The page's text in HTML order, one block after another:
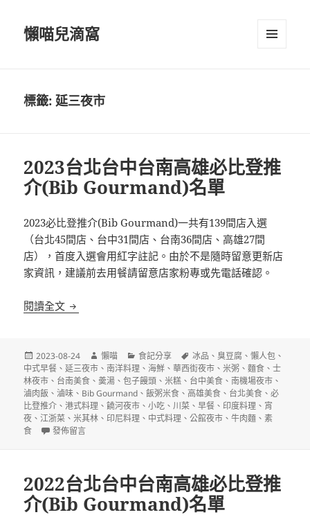
懶喵兒滴窩
標籤:延三夜市
2023台北台中台南高雄必比登推
介(Bib Gourmand)名單
2023必比登推介(Bib Gourmand)一共有139間店入選
（台北45間店、台中31間店、台南36間店、高雄27間
店），首度入選會用紅字註記。由於不是隨時留意更新店
家資訊，建議前去用餐請留意店家粉專或先電話確認。
閱讀全文 2023台北台中台南高雄必比登推介(Bib Gourmand)
發
佈
日
期:
2023-08-24
作
者
懶喵
分
類
食記分享
標
籤
冰品 、 臭豆腐 、懶人包 、
中式早餐 、延三夜市 、南洋料理 、海鮮 、華西街夜市 、米粥 、麵食 、士
林夜市 、 台南美食 、羮湯 、包子饅頭 、米糕 、 台中美食 、南機場夜市 、
滷肉飯 、滷味 、 Bib Gourmand 、飯粥米食 、高雄美食 、 台北美食 、必
比登推介 、港式料理 、饒河夜市 、小吃 、川菜 、早餐 、 印度料理 、 宵
夜 、江浙菜 、米其林 、 印尼料理 、 中式料理 、公館夜市 、牛肉麵 、素
食
在〈2023台北台中台南高雄必比登推介(Bib Gourmand)名單〉
發佈留言
2022台北台中台南高雄必比登推
介(Bib Gourmand)名單